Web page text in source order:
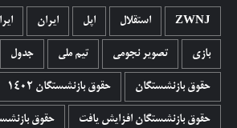
ZWNJ استقلال اپل ایران
بازی تصویر نجومی تیم ملی جدول
حقوق بازنشستگان حقوق بازنشستگان 1402
حقوق بازنشستگان افزایش یافت حقوق